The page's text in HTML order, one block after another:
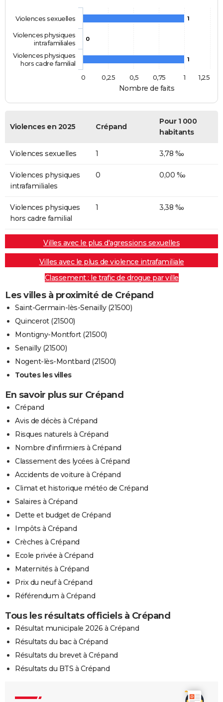
Nombre de faits
1
0
1
Violences sexuelles
Violences physiques
intrafamiliales
Violences physiques
hors cadre familial
0
1
0,25 0,5 0,75 1,25
Violences en 2025 Crépand
Pour 1 000
habitants
Violences sexuelles 1 3,78 ‰
Violences physiques
intrafamiliales
0 0,00 ‰
Violences physiques
hors cadre familial
1 3,38 ‰
Villes avec le plus d'agressions sexuelles
Villes avec le plus de violence intrafamiliale
Classement : le trafic de drogue par ville
Les villes à proximité de Crépand
Saint-Germain-lès-Senailly (21500)
Quincerot (21500)
Montigny-Montfort (21500)
Senailly (21500)
Nogent-lès-Montbard (21500)
Toutes les villes
En savoir plus sur Crépand
Crépand
Avis de décès à Crépand
Risques naturels à Crépand
Nombre d'infirmiers à Crépand
Classement des lycées à Crépand
Accidents de voiture à Crépand
Climat et historique météo de Crépand
Salaires à Crépand
Dette et budget de Crépand
Impôts à Crépand
Crèches à Crépand
Ecole privée à Crépand
Maternités à Crépand
Prix du neuf à Crépand
Référendum à Crépand
Tous les résultats officiels à Crépand
Résultat municipale 2026 à Crépand
Résultats du bac à Crépand
Résultats du brevet à Crépand
Résultats du BTS à Crépand